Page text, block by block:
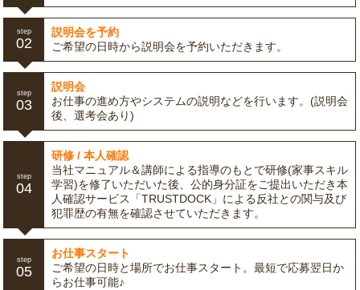
step
02
説明会を予約
ご希望の日時から説明会を予約いただきます。
step
03
説明会
お仕事の進め方やシステムの説明などを行います。(説明会
後、選考会あり)
step
04
研修 / 本人確認
当社マニュアル＆講師による指導のもとで研修(家事スキル
学習)を修了いただいた後、公的身分証をご提出いただき本
人確認サービス「TRUSTDOCK」による反社との関与及び
犯罪歴の有無を確認させていただきます。
step
05
お仕事スタート
ご希望の日時と場所でお仕事スタート。最短で応募翌日か
らお仕事可能♪